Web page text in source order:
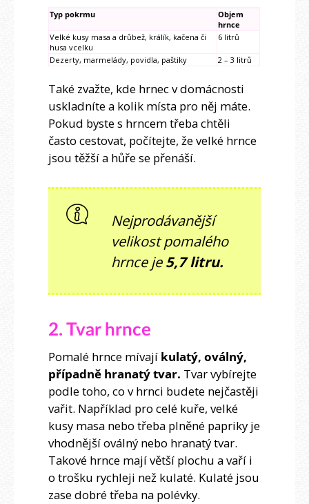
Typ pokrmu
Objem
hrnce
Velké kusy masa a drůbež, králík, kačena či
husa vcelku
6 litrů
Dezerty, marmelády, povidla, paštiky 2 – 3 litrů
Také zvažte, kde hrnec v domácnosti
uskladníte a kolik místa pro něj máte.
Pokud byste s hrncem třeba chtěli
často cestovat, počítejte, že velké hrnce
jsou těžší a hůře se přenáší.
Nejprodávanější
velikost pomalého
hrnce je5,7 litru.
2. Tvar hrnce
Pomalé hrnce mívají kulatý, oválný,
případně hranatý tvar. Tvar vybírejte
podle toho, co v hrnci budete nejčastěji
vařit. Například pro celé kuře, velké
kusy masa nebo třeba plněné papriky je
vhodnější oválný nebo hranatý tvar.
Takové hrnce mají větší plochu a vaří i
o trošku rychleji než kulaté. Kulaté jsou
zase dobré třeba na polévky.